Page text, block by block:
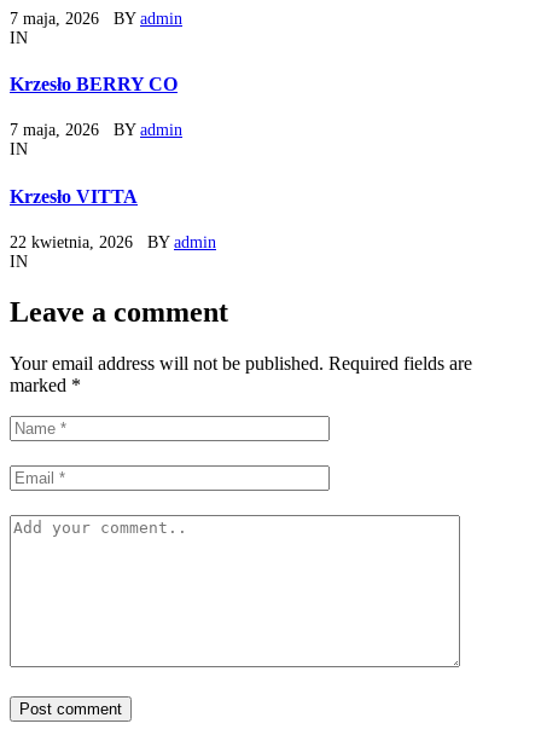
7 maja, 2026 BY admin
IN
Krzesło BERRY CO
7 maja, 2026 BY admin
IN
Krzesło VITTA
22 kwietnia, 2026 BY admin
IN
Leave a comment
Your email address will not be published. Required fields are
marked *
Post comment